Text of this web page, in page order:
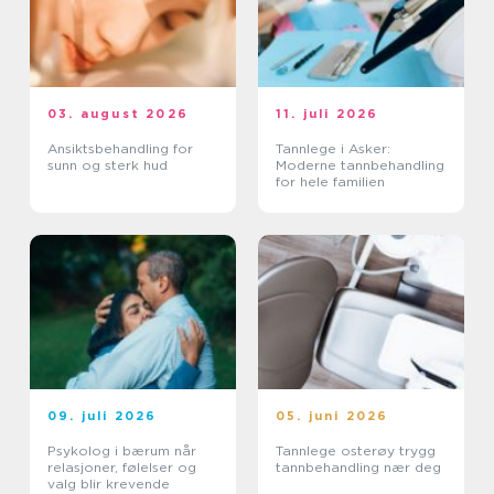
03. august 2026
Ansiktsbehandling for
sunn og sterk hud
11. juli 2026
Tannlege i Asker:
Moderne tannbehandling
for hele familien
09. juli 2026
Psykolog i bærum når
relasjoner, følelser og
valg blir krevende
05. juni 2026
Tannlege osterøy trygg
tannbehandling nær deg